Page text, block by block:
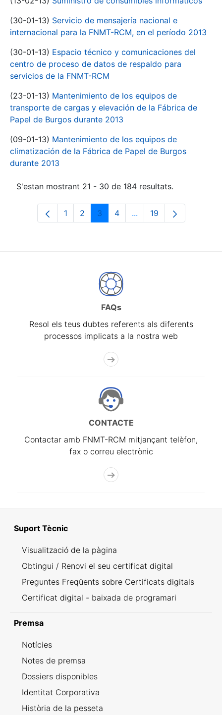
(30-01-13) Servicio de mensajería nacional e
internacional para la FNMT-RCM, en el período 2013
(30-01-13) Espacio técnico y comunicaciones del
centro de proceso de datos de respaldo para
servicios de la FNMT-RCM
(23-01-13) Mantenimiento de los equipos de
transporte de cargas y elevación de la Fábrica de
Papel de Burgos durante 2013
(09-01-13) Mantenimiento de los equipos de
climatización de la Fábrica de Papel de Burgos
durante 2013
S'estan mostrant 21 - 30 de 184 resultats.
Pàgina
1 Pàgina
2 Pàgina
3 Pàgina
4 ...Pàgines intermèdies
Pàgina
19
FAQs
Resol els teus dubtes referents als diferents
processos implicats a la nostra web
CONTACTE
Contactar amb FNMT-RCM mitjançant telèfon,
fax o correu electrònic
Suport Tècnic
Visualització de la pàgina
Obtingui / Renovi el seu certificat digital
Preguntes Freqüents sobre Certificats digitals
Certificat digital - baixada de programari
Premsa
Notícies
Notes de premsa
Dossiers disponibles
Identitat Corporativa
Història de la pesseta